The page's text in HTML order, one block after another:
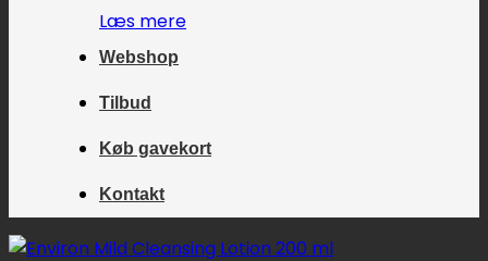
Læs mere
Webshop
Tilbud
Køb gavekort
Kontakt